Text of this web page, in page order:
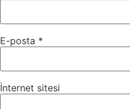
E-posta *
İnternet sitesi